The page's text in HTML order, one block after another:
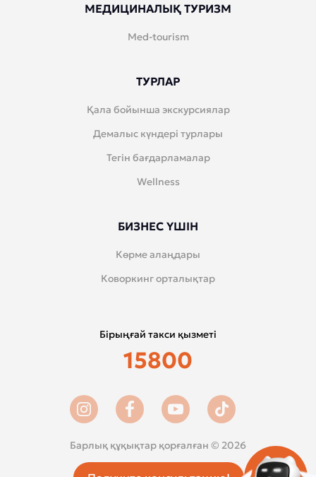
МЕДИЦИНАЛЫҚ ТУРИЗМ
Med-tourism
ТУРЛАР
Қала бойынша экскурсиялар
Демалыс күндері турлары
Тегін бағдарламалар
Wellness
БИЗНЕС ҮШІН
Көрме алаңдары
Коворкинг орталықтар
Барлық құқықтар қорғалған © 2026
Бірыңғай такси қызметі
15800